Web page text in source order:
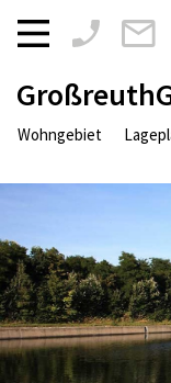
Zum
Inhalt
Wohngebiet­